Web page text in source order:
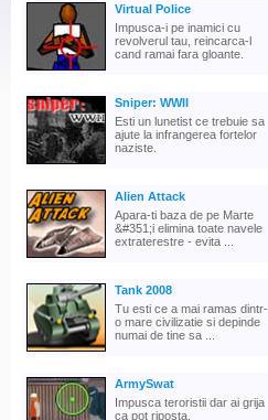
Virtual Police
Impusca-i pe inamici cu
revolverul tau, reincarca-l
cand ramai fara gloante.
Sniper: WWII
Esti un lunetist ce trebuie sa
ajute la infrangerea fortelor
naziste.
Alien Attack
Apara-ti baza de pe Marte
&#351;i elimina toate navele
extraterestre - evita ...
Tank 2008
Tu esti ce a mai ramas dintr-
o mare civilizatie si depinde
numai de tine sa ...
ArmySwat
Impusca teroristii dar ai grija
ca pot riposta.